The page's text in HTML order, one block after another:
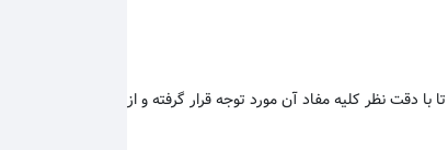
با دقت نظر کلیه مفاد آن مورد توجه قرار گرفته و از